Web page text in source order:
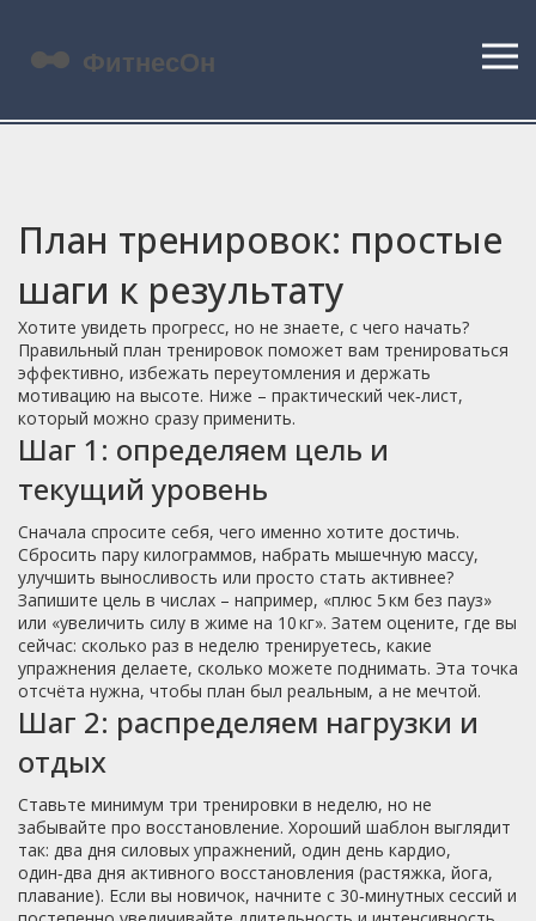
План тренировок: простые
шаги к результату
Хотите увидеть прогресс, но не знаете, с чего начать?
Правильный план тренировок поможет вам тренироваться
эффективно, избежать переутомления и держать
мотивацию на высоте. Ниже – практический чек‑лист,
который можно сразу применить.
Шаг 1: определяем цель и
текущий уровень
Сначала спросите себя, чего именно хотите достичь.
Сбросить пару килограммов, набрать мышечную массу,
улучшить выносливость или просто стать активнее?
Запишите цель в числах – например, «плюс 5 км без пауз»
или «увеличить силу в жиме на 10 кг». Затем оцените, где вы
сейчас: сколько раз в неделю тренируетесь, какие
упражнения делаете, сколько можете поднимать. Эта точка
отсчёта нужна, чтобы план был реальным, а не мечтой.
Шаг 2: распределяем нагрузки и
отдых
Ставьте минимум три тренировки в неделю, но не
забывайте про восстановление. Хороший шаблон выглядит
так: два дня силовых упражнений, один день кардио,
один‑два дня активного восстановления (растяжка, йога,
плавание). Если вы новичок, начните с 30‑минутных сессий и